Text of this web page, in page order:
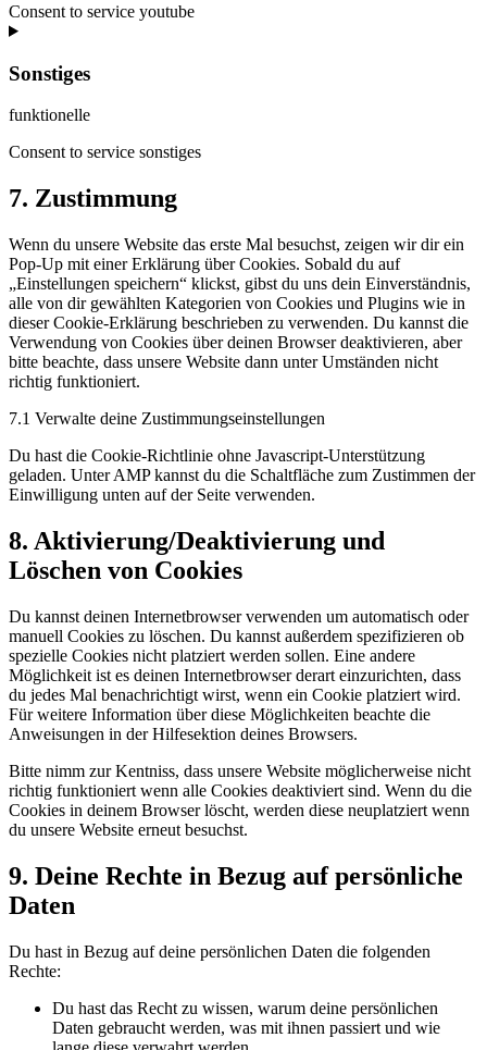
Consent to service youtube
Sonstiges
funktionelle
Consent to service sonstiges
7. Zustimmung
Wenn du unsere Website das erste Mal besuchst, zeigen wir dir ein
Pop-Up mit einer Erklärung über Cookies. Sobald du auf
„Einstellungen speichern“ klickst, gibst du uns dein Einverständnis,
alle von dir gewählten Kategorien von Cookies und Plugins wie in
dieser Cookie-Erklärung beschrieben zu verwenden. Du kannst die
Verwendung von Cookies über deinen Browser deaktivieren, aber
bitte beachte, dass unsere Website dann unter Umständen nicht
richtig funktioniert.
7.1 Verwalte deine Zustimmungseinstellungen
Du hast die Cookie-Richtlinie ohne Javascript-Unterstützung
geladen. Unter AMP kannst du die Schaltfläche zum Zustimmen der
Einwilligung unten auf der Seite verwenden.
8. Aktivierung/Deaktivierung und
Löschen von Cookies
Du kannst deinen Internetbrowser verwenden um automatisch oder
manuell Cookies zu löschen. Du kannst außerdem spezifizieren ob
spezielle Cookies nicht platziert werden sollen. Eine andere
Möglichkeit ist es deinen Internetbrowser derart einzurichten, dass
du jedes Mal benachrichtigt wirst, wenn ein Cookie platziert wird.
Für weitere Information über diese Möglichkeiten beachte die
Anweisungen in der Hilfesektion deines Browsers.
Bitte nimm zur Kentniss, dass unsere Website möglicherweise nicht
richtig funktioniert wenn alle Cookies deaktiviert sind. Wenn du die
Cookies in deinem Browser löscht, werden diese neuplatziert wenn
du unsere Website erneut besuchst.
9. Deine Rechte in Bezug auf persönliche
Daten
Du hast in Bezug auf deine persönlichen Daten die folgenden
Rechte:
Du hast das Recht zu wissen, warum deine persönlichen
Daten gebraucht werden, was mit ihnen passiert und wie